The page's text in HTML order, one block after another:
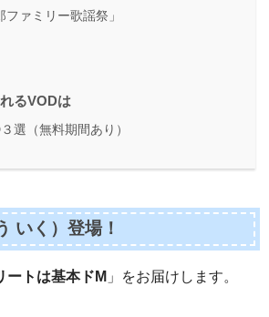
ァミリー歌謡祭」
るVODは
選（無料期間あり）
いく ） 登場！
ートは基本ドM 」をお届けします。